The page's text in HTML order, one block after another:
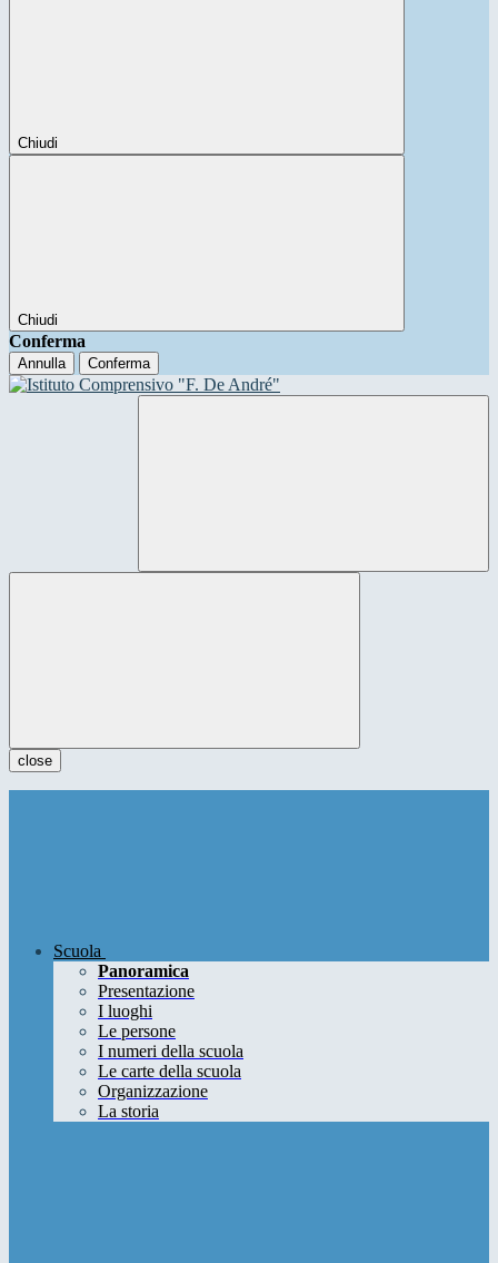
Chiudi
Chiudi
Conferma
Annulla Conferma
close
Scuola
Panoramica
Presentazione
I luoghi
Le persone
I numeri della scuola
Le carte della scuola
Organizzazione
La storia